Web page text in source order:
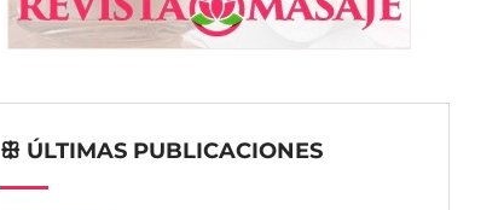
ꕥ ÚLTIMAS PUBLICACIONES